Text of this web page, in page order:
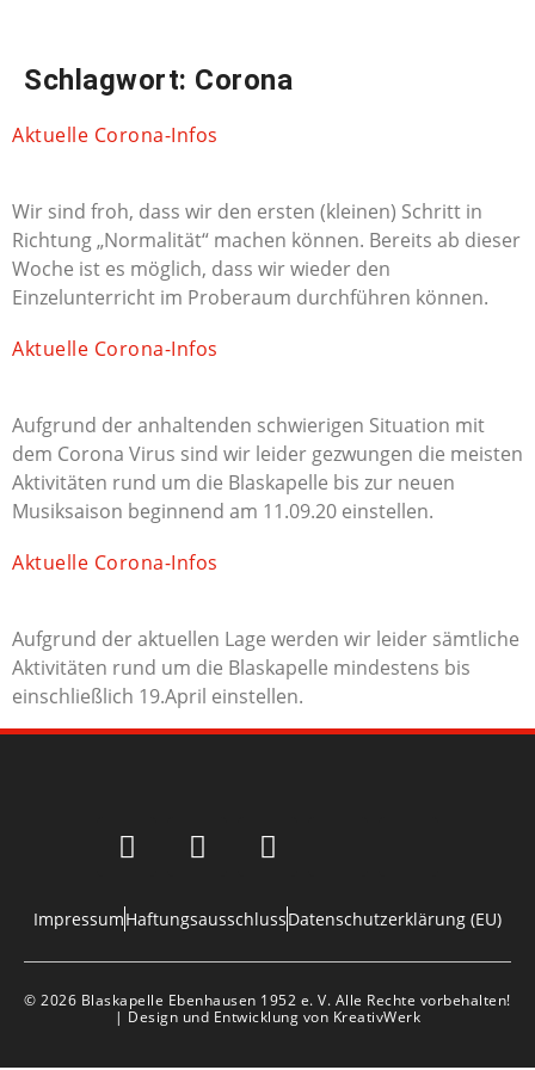
Schlagwort: Corona
Aktuelle Corona-Infos
Wir sind froh, dass wir den ersten (kleinen) Schritt in
Richtung „Normalität“ machen können. Bereits ab dieser
Woche ist es möglich, dass wir wieder den
Einzelunterricht im Proberaum durchführen können.
Aktuelle Corona-Infos
Aufgrund der anhaltenden schwierigen Situation mit
dem Corona Virus sind wir leider gezwungen die meisten
Aktivitäten rund um die Blaskapelle bis zur neuen
Musiksaison beginnend am 11.09.20 einstellen.
Aktuelle Corona-Infos
Aufgrund der aktuellen Lage werden wir leider sämtliche
Aktivitäten rund um die Blaskapelle mindestens bis
einschließlich 19.April einstellen.
ImpressumHaftungsausschlussDatenschutzerklärung (EU)
© 2026 Blaskapelle Ebenhausen 1952 e. V. Alle Rechte vorbehalten!
| Design und Entwicklung von KreativWerk